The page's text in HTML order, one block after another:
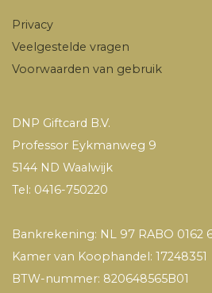
Privacy
Veelgestelde vragen
Voorwaarden van gebruik
DNP Giftcard B.V.
Professor Eykmanweg 9
5144 ND Waalwijk
Tel: 0416-750220
Bankrekening: NL 97 RABO 0162
Kamer van Koophandel: 17248351
BTW-nummer: 820648565B01